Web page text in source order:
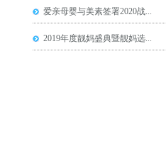
爱亲母婴与美素签署2020战...
2019年度靓妈盛典暨靓妈选...